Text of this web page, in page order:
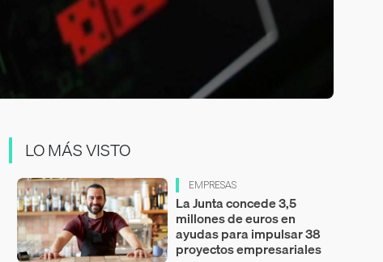
LO MÁS VISTO
EMPRESAS
La Junta concede 3,5
millones de euros en
ayudas para impulsar 38
proyectos empresariales